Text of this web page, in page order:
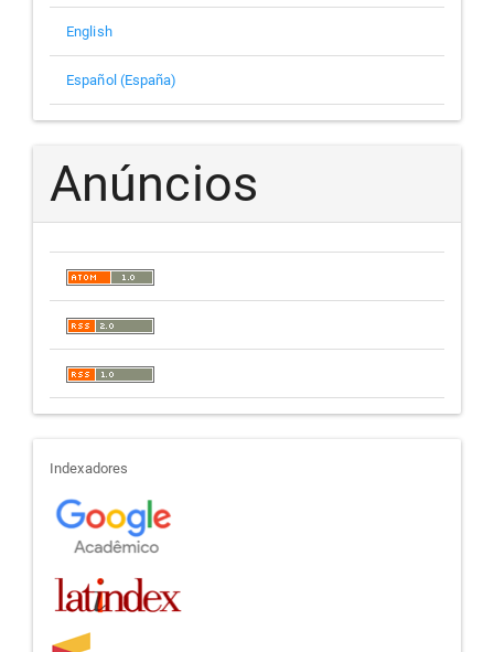
English
Español (España)
Anúncios
indexadores
Indexadores